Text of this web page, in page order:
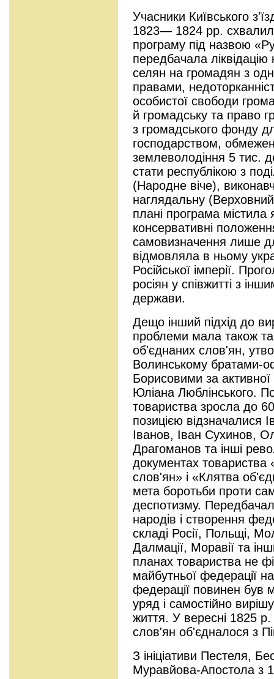
Учасники Київського
1823— 1824 pp.
програму під назвою
передбачала ліквідацію
селян на громадян з
правами,
особистої свободи
й громадську та право
з громадського фонду
господарством,
землеволодіння 5 тис.
стати республікою з
(Народне віче),
наглядальну
плані програма містила
консервативні
самовизначення лише
відмовляла в ньому
Російської імперії.
росіян у співжитті з
держави.
Дещо інший підхід до
проблеми мала також
об'єднаних слов'ян,
Волинському братами-
Борисовими за активної
Юліана Люблінського.
товариства зросла до
позицією відзначалися
Іванов, Іван Сухинов,
Драгоманов та інші
документах
слов'ян» і «Клятва
мета боротьби проти
деспотизму.
народів і створення
складі Росії, Польщі,
Далмації, Моравії та
планах товариства не
майбутньої федерації
федерації повинен був
уряд і самостійно
життя. У вересні 1825
слов'ян об'єдналося з
З ініціативи Пестеля,
Муравйова-Апостола з